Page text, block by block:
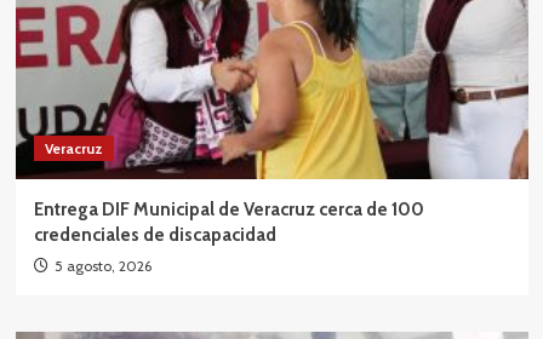
Veracruz
Entrega DIF Municipal de Veracruz cerca de 100
credenciales de discapacidad
5 agosto, 2026